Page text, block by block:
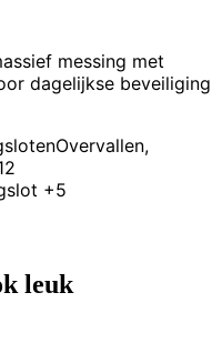
messing met
dagelijkse beveiliging
Overvallen,
+5
leuk